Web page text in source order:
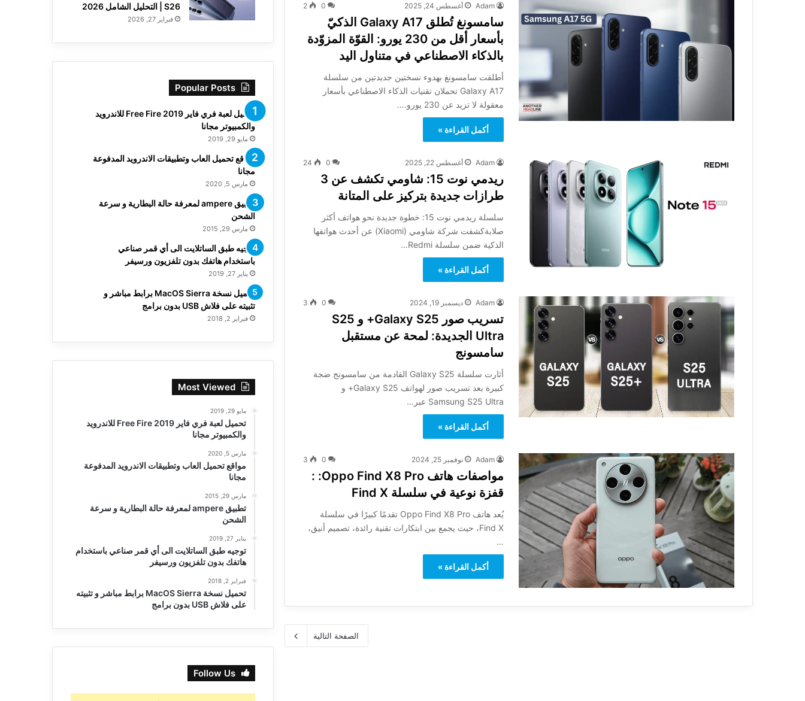
Adam أغسطس 24, 2025 0
2
سامسونغ تُطلق Galaxy A17 الذكيّ
بأسعار أقل من 230 يورو: القوّة المزوّدة
بالذكاء الاصطناعي في متناول اليد
أطلقت سامسونغ بهدوء نسختين جديدتين من سلسلة
Galaxy A17 تحملان تقنيات الذكاء الاصطناعي بأسعار
معقولة لا تزيد عن 230 يورو.…
أكمل القراءة »
Adam أغسطس 22, 2025 0
24
ريدمي نوت 15: شاومي تكشف عن 3
طرازات جديدة بتركيز على المتانة
سلسلة ريدمي نوت 15: خطوة جديدة نحو هواتف أكثر
صلابةكشفت شركة شاومي (Xiaomi) عن أحدث هواتفها
الذكية ضمن سلسلة Redmi…
أكمل القراءة »
Adam ديسمبر 19, 2024 0
3
تسريب صور Galaxy S25+ و S25
Ultra الجديدة: لمحة عن مستقبل
سامسونج
أثارت سلسلة Galaxy S25 القادمة من سامسونج ضجة
كبيرة بعد تسريب صور لهواتف Galaxy S25+ و
Samsung S25 Ultra عبر…
أكمل القراءة »
Adam نوفمبر 25, 2024 0
3
مواصفات هاتف Oppo Find X8 Pro: :
قفزة نوعية في سلسلة Find X
يُعد هاتف Oppo Find X8 Pro تقدمًا كبيرًا في سلسلة
Find X، حيث يجمع بين ابتكارات تقنية رائدة، تصميم أنيق،
…
أكمل القراءة »
الصفحة التالية
S26 | التحليل الشامل 2026
فبراير 27, 2026
Popular Posts
تحميل لعبة فري فاير Free Fire 2019 للاندرويد
والكمبيوتر مجانا
مايو 29, 2019
مواقع تحميل العاب وتطبيقات الاندرويد المدفوعة
مجانا
مارس 5, 2020
تطبيق ampere لمعرفة حالة البطارية و سرعة
الشحن
مارس 29, 2015
توجيه طبق الساتلايت الى أي قمر صناعي
باستخدام هاتفك بدون تلفزيون ورسيفر
يناير 27, 2019
تحميل نسخة MacOS Sierra برابط مباشر و
تثبيته على فلاش USB بدون برامج
فبراير 2, 2018
Most Viewed
مايو 29, 2019
تحميل لعبة فري فاير Free Fire 2019 للاندرويد
والكمبيوتر مجانا
مارس 5, 2020
مواقع تحميل العاب وتطبيقات الاندرويد المدفوعة
مجانا
مارس 29, 2015
تطبيق ampere لمعرفة حالة البطارية و سرعة
الشحن
يناير 27, 2019
توجيه طبق الساتلايت الى أي قمر صناعي باستخدام
هاتفك بدون تلفزيون ورسيفر
فبراير 2, 2018
تحميل نسخة MacOS Sierra برابط مباشر و تثبيته
على فلاش USB بدون برامج
Follow Us